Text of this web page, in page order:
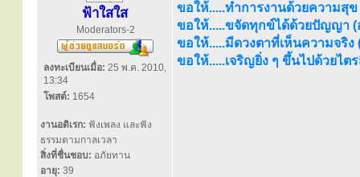
ฟ้าใสใส
Moderators-2
ลงทะเบียนเมื่อ: 25 พ.ค. 2010,
13:34
โพสต์: 1654
งานอดิเรก: ฟังเพลง และฟัง
ธรรมตามกาลเวลา
สิ่งที่ชื่นชอบ: อภัยทาน
อายุ: 39
ขอให้.....ทำการงานด้วยความสุ
ขอให้.....ขจัดทุกข์ได้ด้วยปัญญา (
ขอให้.....มีดวงตาที่เห็นความจริ
ขอให้.....เจริญยิ่ง ๆ ขึ้นไปด้วยไ